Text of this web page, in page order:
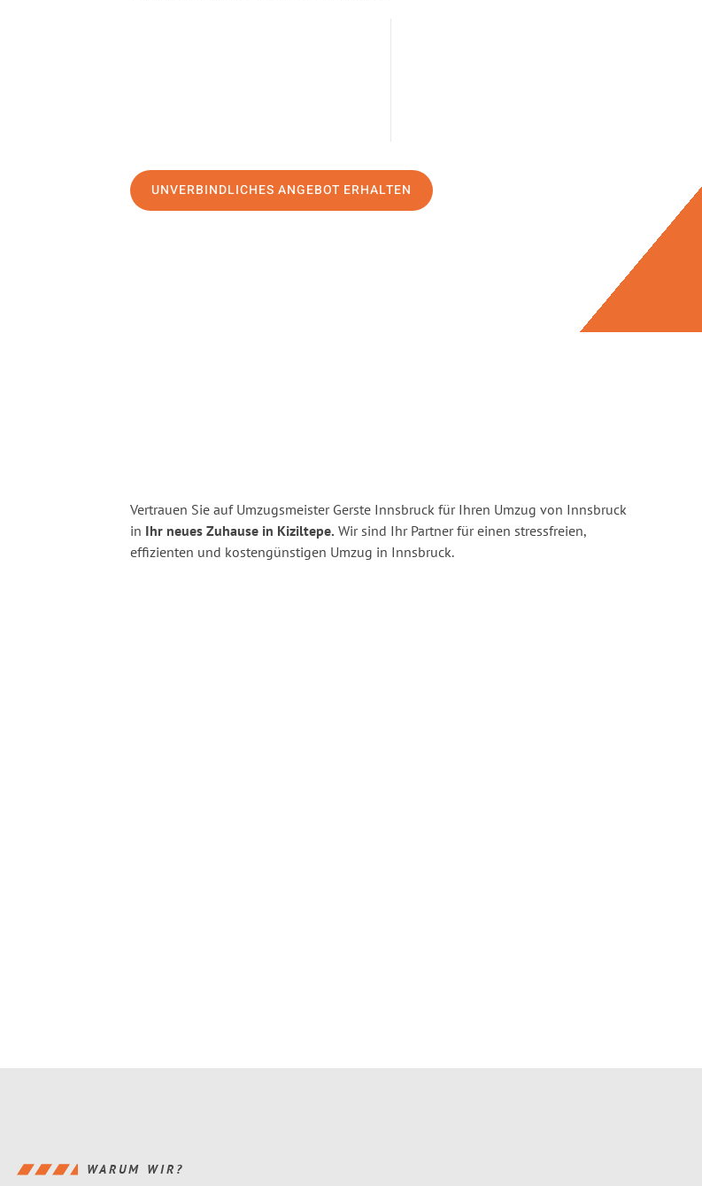
UNVERBINDLICHES ANGEBOT ERHALTEN
Vertrauen Sie auf Umzugsmeister Gerste Innsbruck für Ihren Umzug von Innsbruck
in Ihr neues Zuhause in Kiziltepe. Wir sind Ihr Partner für einen stressfreien,
effizienten und kostengünstigen Umzug in Innsbruck.
WARUM WIR?